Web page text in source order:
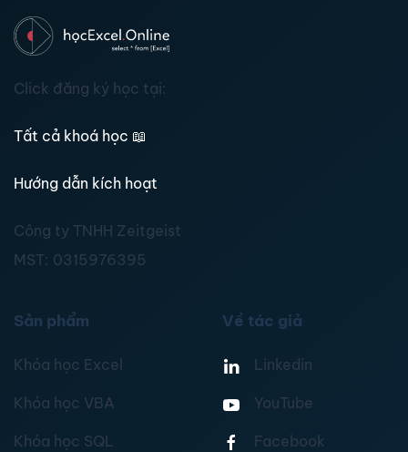
Click đăng ký học tại:
Tất cả khoá học 📖
Hướng dẫn kích hoạt
Công ty TNHH Zeitgeist
MST: 0315976395
Sản phẩm
Khóa học Excel
Khóa học VBA
Khóa học SQL
Về tác giả
Linkedin
YouTube
Facebook